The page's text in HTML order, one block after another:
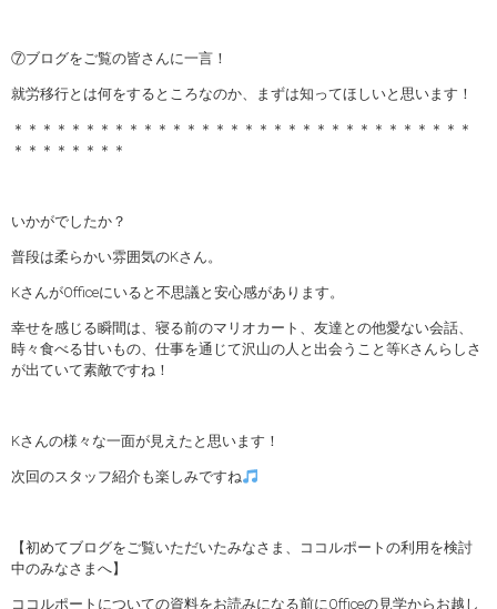
⑦ブログをご覧の皆さんに一言！
就労移行とは何をするところなのか、まずは知ってほしいと思います！
＊＊＊＊＊＊＊＊＊＊＊＊＊＊＊＊＊＊＊＊＊＊＊＊＊＊＊＊＊＊＊＊
＊＊＊＊＊＊＊＊
いかがでしたか？
普段は柔らかい雰囲気のKさん。
KさんがOfficeにいると不思議と安心感があります。
幸せを感じる瞬間は、寝る前のマリオカート、友達との他愛ない会話、
時々食べる甘いもの、仕事を通じて沢山の人と出会うこと等Kさんらしさ
が出ていて素敵ですね！
Kさんの様々な一面が見えたと思います！
次回のスタッフ紹介も楽しみですね
【初めてブログをご覧いただいたみなさま、ココルポートの利用を検討
中のみなさまへ】
ココルポートについての資料をお読みになる前にOfficeの見学からお越し